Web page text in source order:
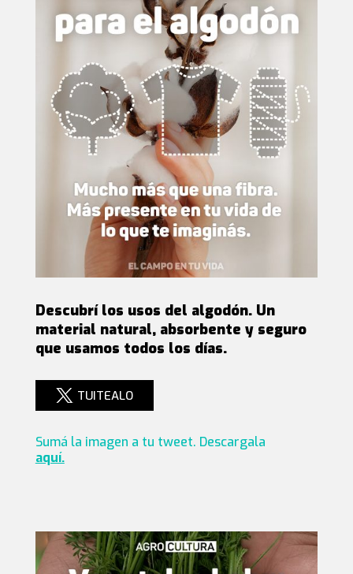
Descubrí los usos del algodón. Un
material natural, absorbente y seguro
que usamos todos los días.
TUITEALO
Sumá la imagen a tu tweet. Descargala
aquí.